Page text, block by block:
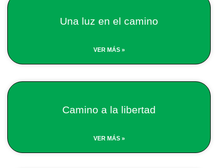
Una luz en el camino
VER MÁS »
Camino a la libertad
VER MÁS »